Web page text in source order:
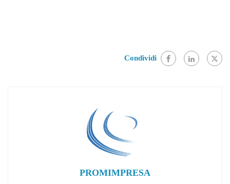
Condividi
PROMIMPRESA